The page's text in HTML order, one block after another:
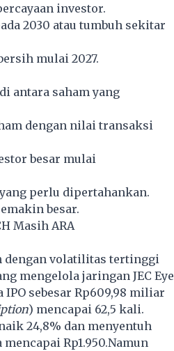
investor.
2030 atau tumbuh sekitar
mulai 2027.
antara saham yang
dengan nilai transaksi
besar mulai
perlu dipertahankan.
besar.
Masih ARA
dengan volatilitas tertinggi
mengelola jaringan JEC Eye
sebesar Rp609,98 miliar
) mencapai 62,5 kali.
24,8% dan menyentuh
Rp1.950.Namun